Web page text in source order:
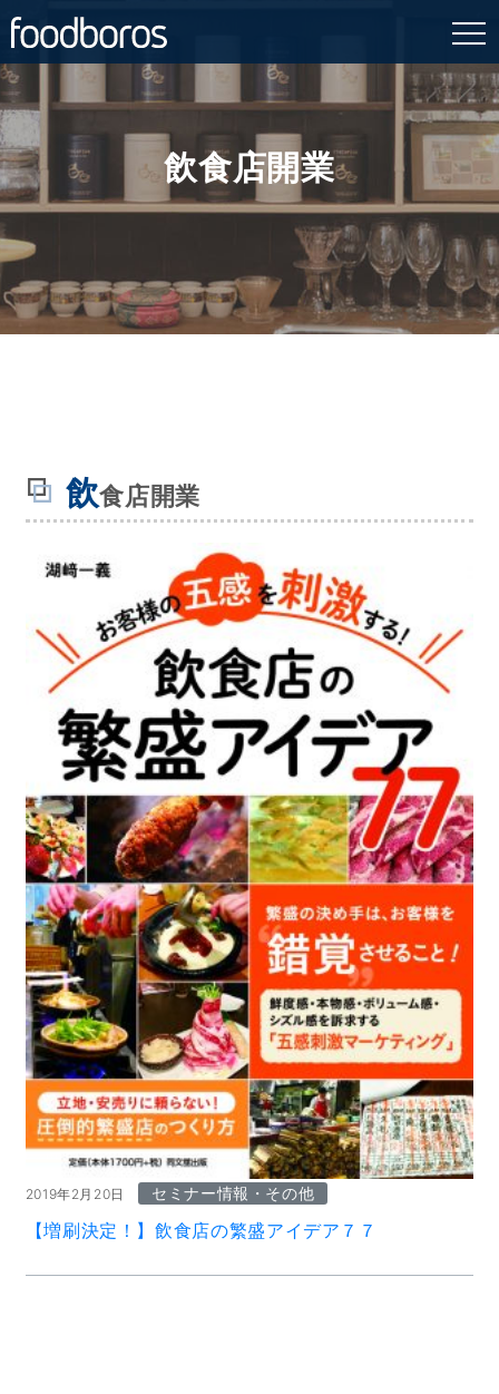
Skip
to
content
飲食店開業
飲食店開業
2019年2月20日 セミナー情報・その他
【増刷決定！】飲食店の繁盛アイデア７７